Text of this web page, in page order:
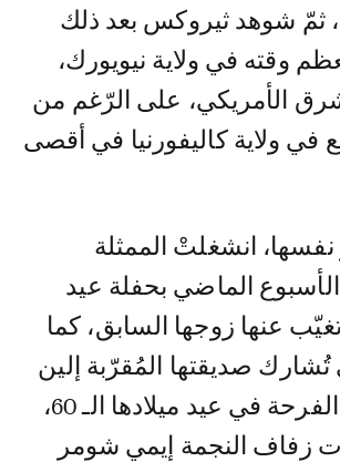
ثمّ شوهد ثيروكس بعد ذلك
وقته في ولاية نيويورك،
الأمريكي، على الرّغم من
في ولاية كاليفورنيا في أقصى
نفسها، انشغلتْ الممثلة
الماضي بحفلة عيد
تغيّب عنها زوجها السابق، كما
صديقتها المُقرّبة إلين
دي جينيريس الفرحة في عيد ميلادها الـ 60،
زفاف النجمة إيمي شومر